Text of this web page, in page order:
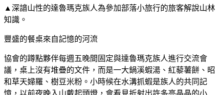
▲深諳山性的達魯瑪克族人為參加部落小旅行的旅客解說山林
知識。
豐盛的餐桌來自記憶的河流
協會的蹲點夥伴每週五晚間固定與達魯瑪克族人進行交流會
議，桌上沒有堆疊的文件，而是一大鍋溪蝦湯、紅藜薯餅、昭
和草天婦羅、樹豆米粉。小時候在水溝抓蝦是族人的共同記
憶，以前夜晚入山戴起頭燈，會看見折射出許多亮晶晶的小